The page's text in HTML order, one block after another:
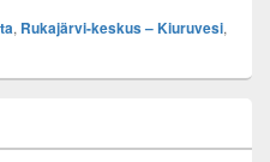
, Rukajärvi-keskus – Kiuruvesi,